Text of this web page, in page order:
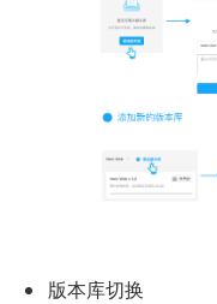
版本库切换